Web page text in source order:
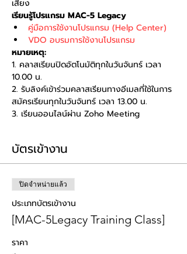
เสียง
เรียนรู้โปรแกรม MAC-5 Legacy
คู่มือการใช้งานโปรแกรม (Help Center)
VDO อบรมการใช้งานโปรแกรม
หมายเหตุ:
1. คลาสเรียนปิดอัตโนมัติทุกในวันจันทร์ เวลา
10.00 น.
2. รับลิงค์เข้าร่วมคลาสเรียนทางอีเมลที่ใช้ในการ
สมัครเรียนทุกในวันจันทร์ เวลา 13.00 น.
3. เรียนออนไลน์ผ่าน Zoho Meeting
บัตรเข้างาน
ปิดจำหน่ายแล้ว
ประเภทบัตรเข้างาน
[MAC-5Legacy Training Class]
ราคา